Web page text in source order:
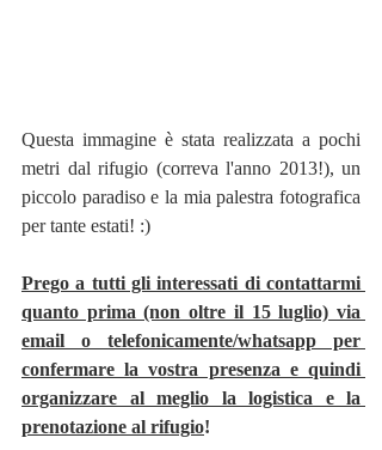
Questa immagine è stata realizzata a pochi
metri dal rifugio (correva l'anno 2013!), un
piccolo paradiso e la mia palestra fotografica
per tante estati! :)
Prego a tutti gli interessati di contattarmi
quanto prima (non oltre il 15 luglio) via
email o telefonicamente/whatsapp per
confermare la vostra presenza e quindi
organizzare al meglio la logistica e la
prenotazione al rifugio!